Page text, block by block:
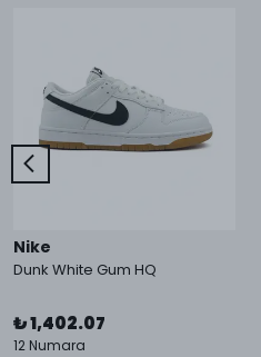
Nike
Dunk White Gum HQ
₺ 1,402.07
12 Numara